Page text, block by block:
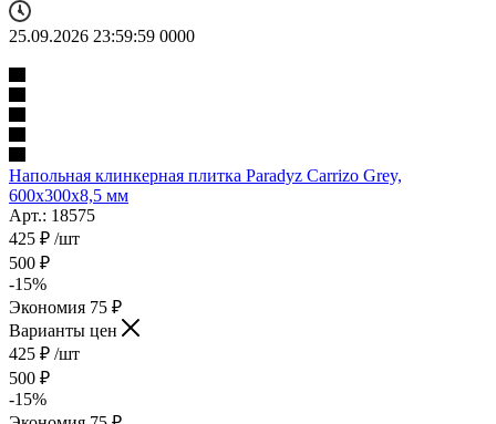
25.09.2026 23:59:59 0000
Напольная клинкерная плитка Paradyz Carrizo Grey,
600x300x8,5 мм
Арт.: 18575
425 ₽ /шт
500 ₽
-15%
Экономия 75 ₽
Варианты цен
425 ₽ /шт
500 ₽
-15%